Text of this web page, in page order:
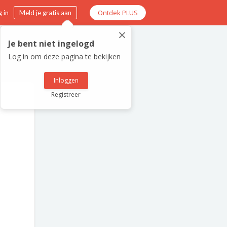
in Meld je gratis aan Ontdek PLUS
×
Je bent niet ingelogd
Log in om deze pagina te bekijken
Inloggen
Registreer